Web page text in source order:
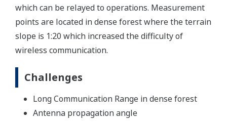
which can be relayed to operations. Measurement
points are located in dense forest where the terrain
slope is 1:20 which increased the difficulty of
wireless communication.
Challenges
Long Communication Range in dense forest
Antenna propagation angle